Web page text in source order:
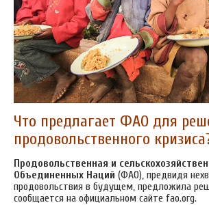
Что предлагает ФАО для
продовольственного
Продовольственная и
Объединенных Наций (ФАО), предвидя
продовольствия в будущем, предложила
сообщается на официальном сайте fao.org.